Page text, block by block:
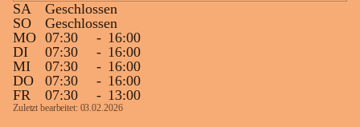
SA
Geschlossen
SO
Geschlossen
MO 07:30 - 16:00
DI
07:30 - 16:00
MI
07:30 - 16:00
DO
07:30 - 16:00
FR
07:30 - 13:00
Zuletzt bearbeitet: 03.02.2026